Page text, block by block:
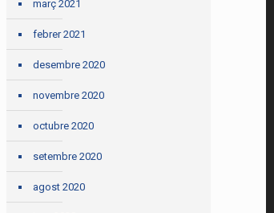
març 2021
febrer 2021
desembre 2020
novembre 2020
octubre 2020
setembre 2020
agost 2020